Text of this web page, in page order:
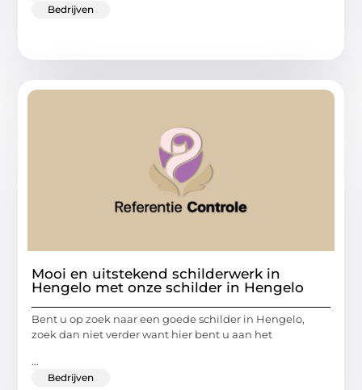
Bedrijven
Mooi en uitstekend schilderwerk in
Hengelo met onze schilder in Hengelo
Bent u op zoek naar een goede schilder in Hengelo,
zoek dan niet verder want hier bent u aan het
...
Bedrijven